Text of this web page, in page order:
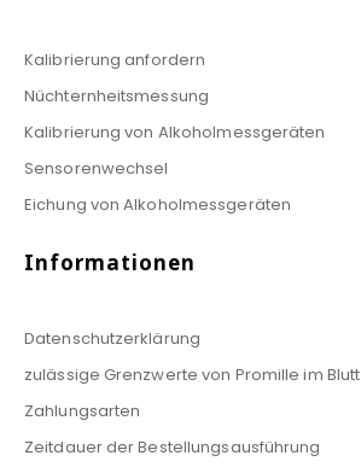
Kalibrierung anfordern
Nüchternheitsmessung
Kalibrierung von Alkoholmessgeräten
Sensorenwechsel
Eichung von Alkoholmessgeräten
Informationen
Datenschutzerklärung
zulässige Grenzwerte von Promille im Blutt
Zahlungsarten
Zeitdauer der Bestellungsausführung